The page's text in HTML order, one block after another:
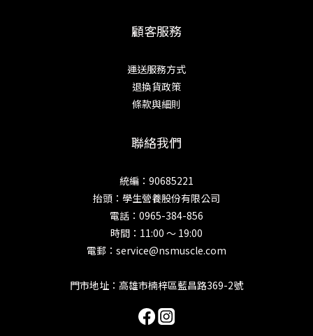
顧客服務
運送服務方式
退換貨政策
條款與細則
聯絡我們
統編：90685221
抬頭：學生營養股份有限公司
電話：0965-384-856
時間：11:00 ～ 19:00
電郵：service@nsmuscle.com
門市地址：高雄市楠梓區藍昌路369-2號